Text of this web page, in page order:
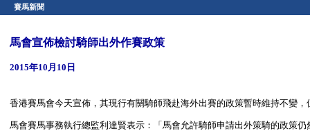
賽馬新聞
馬會宣佈檢討騎師出外作賽政策
2015年10月10日
香港賽馬會今天宣佈，其現行有關騎師飛赴海外出賽的政策暫時維持不變
馬會賽馬事務執行總監利達賢表示：「馬會允許騎師申請出外策騎的政策